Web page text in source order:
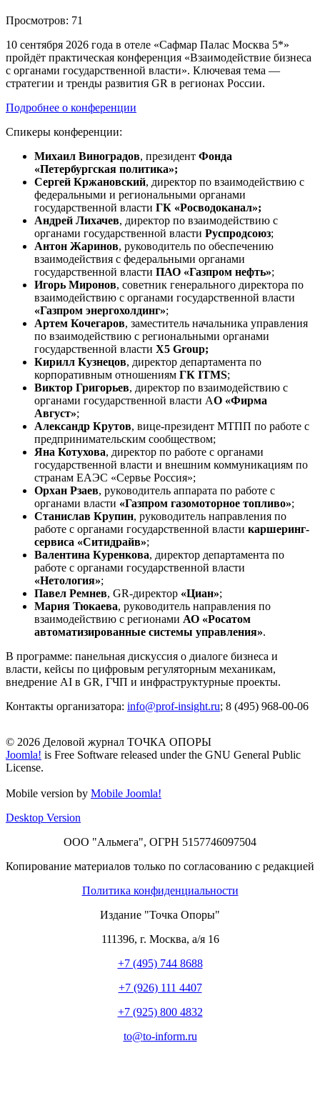
Просмотров: 71
10 сентября 2026 года в отеле «Сафмар Палас Москва 5*»
пройдёт практическая конференция «Взаимодействие бизнеса
с органами государственной власти». Ключевая тема —
стратегии и тренды развития GR в регионах России.
Подробнее о конференции
Спикеры конференции:
Михаил Виноградов, президент Фонда
«Петербургская политика»;
Сергей Кржановский, директор по взаимодействию с
федеральными и региональными органами
государственной власти ГК «Росводоканал»;
Андрей Лихачев, директор по взаимодействию с
органами государственной власти Руспродсоюз;
Антон Жаринов, руководитель по обеспечению
взаимодействия с федеральными органами
государственной власти ПАО «Газпром нефть»;
Игорь Миронов, советник генерального директора по
взаимодействию с органами государственной власти
«Газпром энергохолдинг»;
Артем Кочегаров, заместитель начальника управления
по взаимодействию с региональными органами
государственной власти X5 Group;
Кирилл Кузнецов, директор департамента по
корпоративным отношениям ГК ITMS;
Виктор Григорьев, директор по взаимодействию с
органами государственной власти АО «Фирма
Август»;
Александр Крутов, вице-президент МТПП по работе с
предпринимательским сообществом;
Яна Котухова, директор по работе с органами
государственной власти и внешним коммуникациям по
странам ЕАЭС «Сервье Россия»;
Орхан Рзаев, руководитель аппарата по работе с
органами власти «Газпром газомоторное топливо»;
Станислав Крупин, руководитель направления по
работе с органами государственной власти каршеринг-
сервиса «Ситидрайв»;
Валентина Куренкова, директор департамента по
работе с органами государственной власти
«Нетология»;
Павел Ремнев, GR-директор «Циан»;
Мария Тюкаева, руководитель направления по
взаимодействию с регионами АО «Росатом
автоматизированные системы управления».
В программе: панельная дискуссия о диалоге бизнеса и
власти, кейсы по цифровым регуляторным механикам,
внедрение AI в GR, ГЧП и инфраструктурные проекты.
Контакты организатора: info​@​prof-insight.ru; 8 (495) 968-00-06
© 2026 Деловой журнал ТОЧКА ОПОРЫ
Joomla! is Free Software released under the GNU General Public
License.
Mobile version by Mobile Joomla!
Desktop Version
ООО "Альмега", ОГРН 5157746097504
Копирование материалов только по согласованию с редакцией
Политика конфиденциальности
Издание "Точка Опоры"
111396, г. Москва, а/я 16
+7 (495) 744 8688
+7 (926) 111 4407
+7 (925) 800 4832
to​@​to-inform.ru